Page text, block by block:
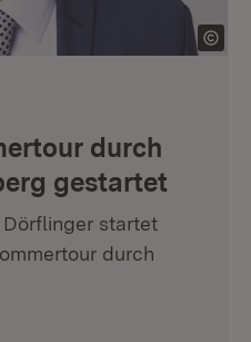
durch
gestartet
startet
durch